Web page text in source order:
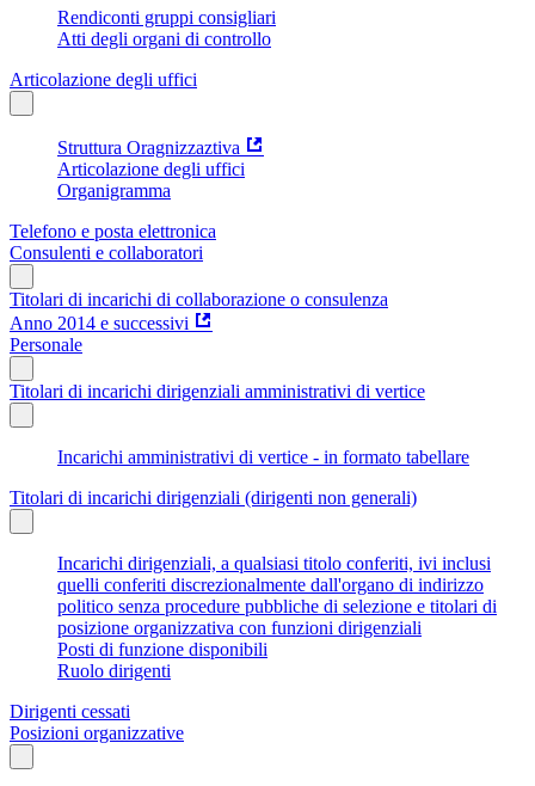
Rendiconti gruppi consigliari
Atti degli organi di controllo
Articolazione degli uffici
Struttura Oragnizzaztiva
Articolazione degli uffici
Organigramma
Telefono e posta elettronica
Consulenti e collaboratori
Titolari di incarichi di collaborazione o consulenza
Anno 2014 e successivi
Personale
Titolari di incarichi dirigenziali amministrativi di vertice
Incarichi amministrativi di vertice - in formato tabellare
Titolari di incarichi dirigenziali (dirigenti non generali)
Incarichi dirigenziali, a qualsiasi titolo conferiti, ivi inclusi
quelli conferiti discrezionalmente dall'organo di indirizzo
politico senza procedure pubbliche di selezione e titolari di
posizione organizzativa con funzioni dirigenziali
Posti di funzione disponibili
Ruolo dirigenti
Dirigenti cessati
Posizioni organizzative